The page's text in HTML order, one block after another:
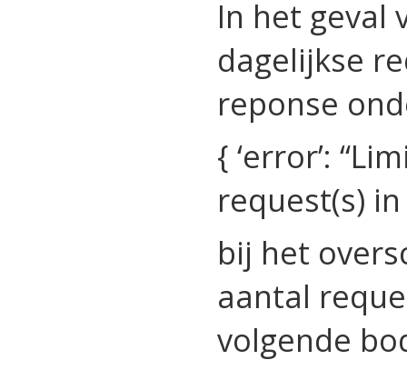
In het geval
dagelijkse
reponse
{ ‘error’:
request(s)
bij het
aantal
volgende